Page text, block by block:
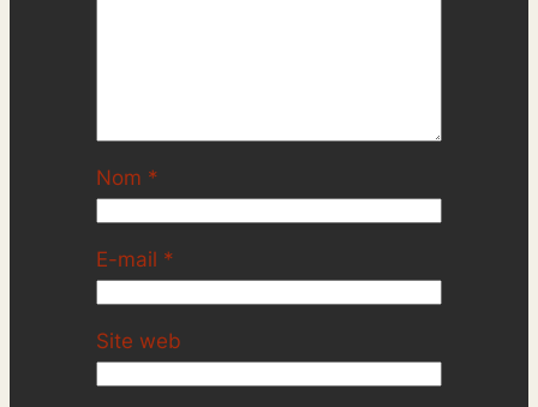
Nom *
E-mail *
Site web